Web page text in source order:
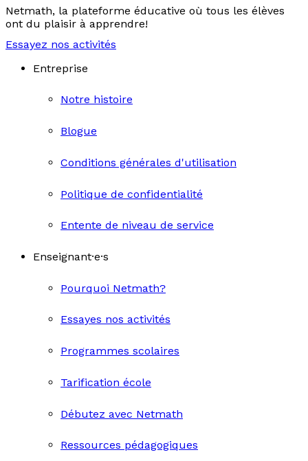
Netmath, la plateforme éducative où tous les élèves
ont du plaisir à apprendre!
Essayez nos activités
Entreprise
Notre histoire
Blogue
Conditions générales d'utilisation
Politique de confidentialité
Entente de niveau de service
Enseignant·e·s
Pourquoi Netmath?
Essayes nos activités
Programmes scolaires
Tarification école
Débutez avec Netmath
Ressources pédagogiques